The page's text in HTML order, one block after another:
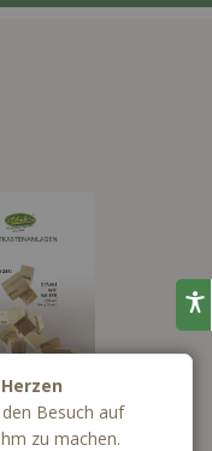
Besuch auf
zu machen.